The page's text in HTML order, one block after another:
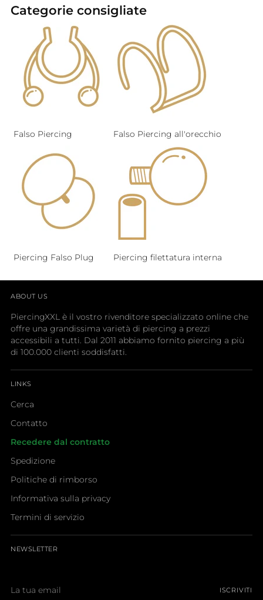
Categorie consigliate
Falso Piercing Falso Piercing all'orecchio
Piercing Falso Plug Piercing filettatura interna
ABOUT US
PiercingXXL è il vostro rivenditore specializzato online che
offre una grandissima varietà di piercing a prezzi
accessibili a tutti. Dal 2011 abbiamo fornito piercing a più
di 100.000 clienti soddisfatti.
LINKS
Cerca
Contatto
Recedere dal contratto
Spedizione
Politiche di rimborso
Informativa sulla privacy
Termini di servizio
NEWSLETTER
tua
ISCRIVITI